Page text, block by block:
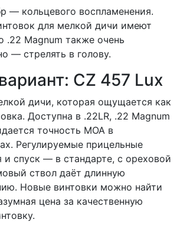
— кольцевого воспламенения.
для мелкой дичи имеют
.22 Magnum также очень
— стрелять в голову.
CZ 457 Lux
дичи, которая ощущается как
Доступна в .22LR, .22 Magnum
точность MOA в
Регулируемые прицельные
и спуск — в стандарте, с ореховой
ствол даёт длинную
Новые винтовки можно найти
цена за качественную